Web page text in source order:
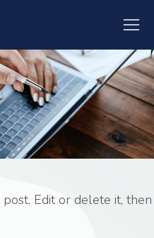
Edit or delete it, then